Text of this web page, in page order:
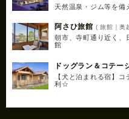
天然温泉・ジム等を備
阿さひ旅館 ( 旅館｜奥
朝市、寺町通り近く、
館
ドッグラン＆コテ
【犬と泊まれる宿】
利☆